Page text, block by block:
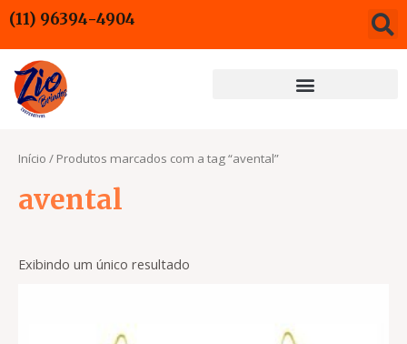
para
o
conteúdo
(11) 96394-4904
Início / Produtos marcados com a tag “avental”
avental
Exibindo um único resultado